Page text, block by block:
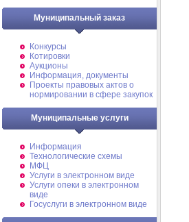
Муниципальный заказ
Конкурсы
Котировки
Аукционы
Информация, документы
Проекты правовых актов о
нормировании в сфере закупок
Муниципальные услуги
Информация
Технологические схемы
МФЦ
Услуги в электронном виде
Услуги опеки в электронном
виде
Госуслуги в электронном виде